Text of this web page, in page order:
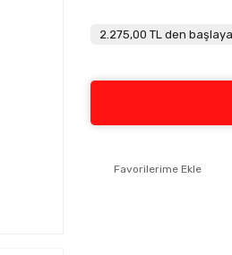
2.275,00 TL den